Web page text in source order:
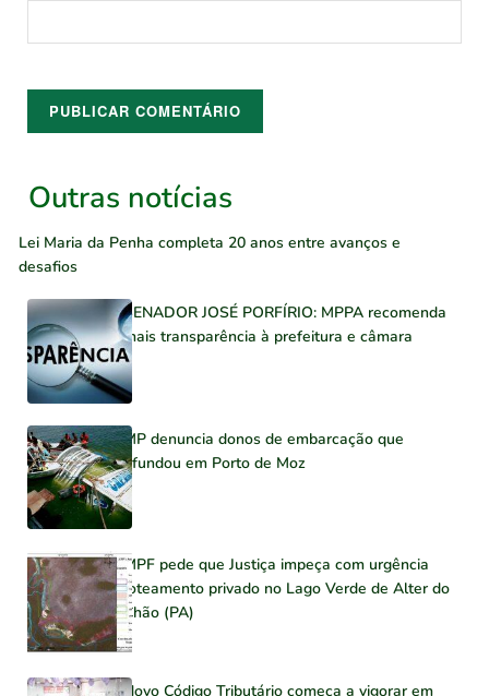
Outras notícias
Lei Maria da Penha completa 20 anos entre avanços e
desafios
SENADOR JOSÉ PORFÍRIO: MPPA recomenda
mais transparência à prefeitura e câmara
MP denuncia donos de embarcação que
afundou em Porto de Moz
MPF pede que Justiça impeça com urgência
loteamento privado no Lago Verde de Alter do
Chão (PA)
Novo Código Tributário começa a vigorar em